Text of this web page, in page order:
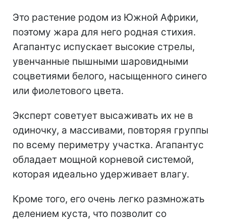
Это растение родом из Южной Африки,
поэтому жара для него родная стихия.
Агапантус испускает высокие стрелы,
увенчанные пышными шаровидными
соцветиями белого, насыщенного синего
или фиолетового цвета.
Эксперт советует высаживать их не в
одиночку, а массивами, повторяя группы
по всему периметру участка. Агапантус
обладает мощной корневой системой,
которая идеально удерживает влагу.
Кроме того, его очень легко размножать
делением куста, что позволит со